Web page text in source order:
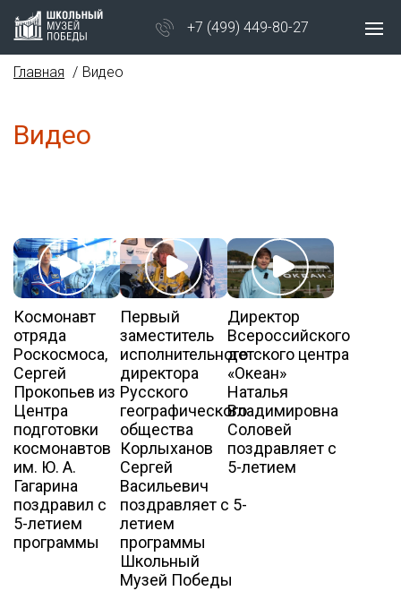
+7 (499) 449-80-27
Главная Видео
Видео
Космонавт
отряда
Роскосмоса,
Сергей
Прокопьев из
Центра
подготовки
космонавтов
им. Ю. А.
Гагарина
поздравил с
5-летием
программы
Первый
заместитель
исполнительного
директора
Русского
географического
общества
Корлыханов
Сергей
Васильевич
поздравляет с 5-
летием
программы
Школьный
Музей Победы
Директор
Всероссийского
детского центра
«Океан»
Наталья
Владимировна
Соловей
поздравляет с
5-летием